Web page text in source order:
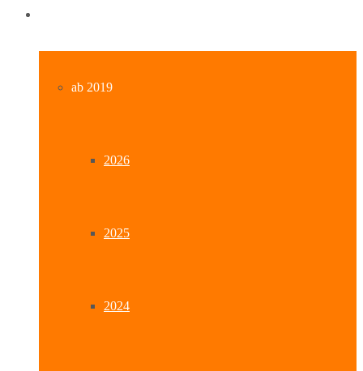
ab 2019
2026
2025
2024